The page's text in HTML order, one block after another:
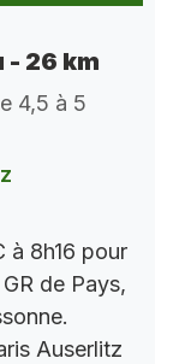
- 26 km
4,5 à 5
à 8h16 pour
de Pays,
Auserlitz